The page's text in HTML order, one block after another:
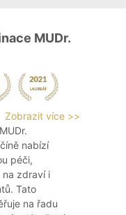
MUDr.
Zobrazit více >>
nabízí
péči,
na zdraví i
Tato
na řadu